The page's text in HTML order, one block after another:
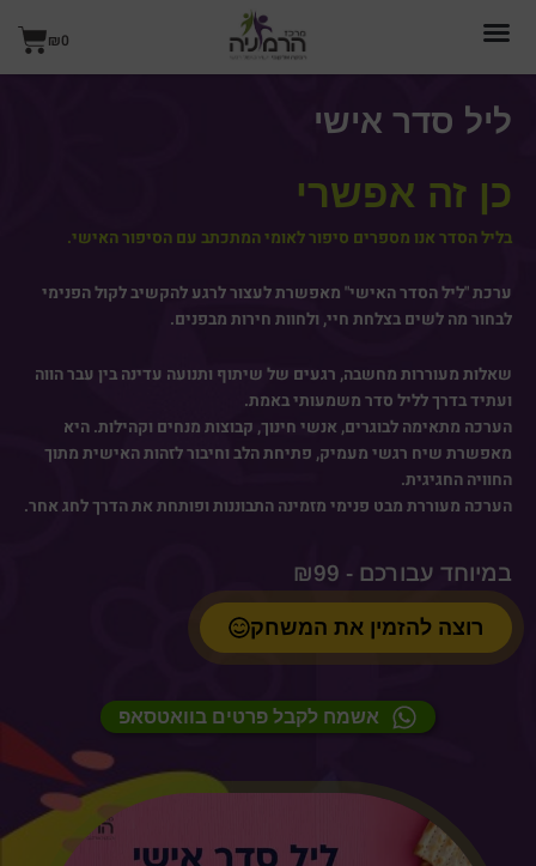
לתוכן
₪0
ליל סדר אישי
כן זה אפשרי
בליל הסדר אנו מספרים סיפור לאומי המתכתב עם הסיפור האישי.
ערכת "ליל הסדר האישי" מאפשרת לעצור לרגע להקשיב לקול הפנימי
לבחור מה לשים בצלחת חיי, ולחוות חירות מבפנים.
שאלות מעוררות מחשבה, רגעים של שיתוף ותנועה עדינה בין עבר הווה
ועתיד בדרך לליל סדר משמעותי באמת.
הערכה מתאימה לבוגרים, אנשי חינוך, קבוצות מנחים וקהילות. היא
מאפשרת שיח רגשי מעמיק, פתיחת הלב וחיבור לזהות האישית מתוך
החוויה החגיגית.
הערכה מעוררת מבט פנימי מזמינה התבוננות ופותחת את הדרך לחג אחר.
₪99
רוצה להזמין את המשחק
אשמח לקבל פרטים בוואטסאפ